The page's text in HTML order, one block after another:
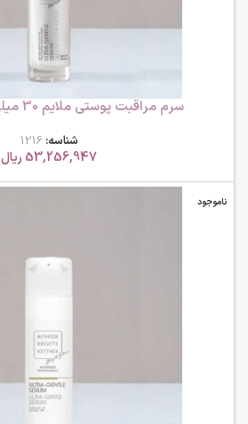
سرم مراقبت پوستی ملایم 30 میلی لیتر ام بی کی
شناسه: 1216
53,256,947 ریال
ناموجود